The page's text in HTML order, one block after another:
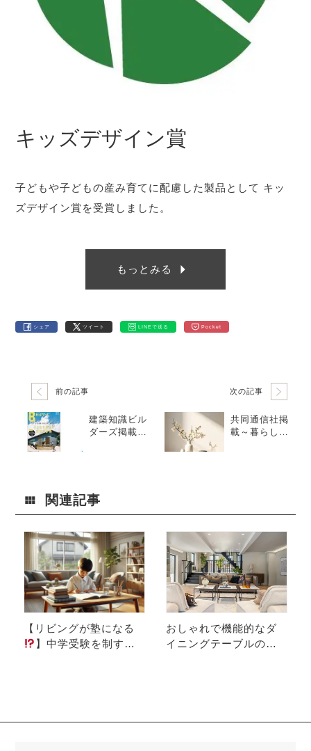
キッズデザイン賞
子どもや子どもの産み育てに配慮した製品として キッ
ズデザイン賞を受賞しました。
もっとみる
シェア ツイート LINEで送る Pocket
前の記事
建築知識ビル
ダーズ掲載～
次の記事
共同通信社掲
載～暮らしの
関連記事
【リビングが塾になる
】中学受験を制す家
おしゃれで機能的なダ
イニングテーブルの選